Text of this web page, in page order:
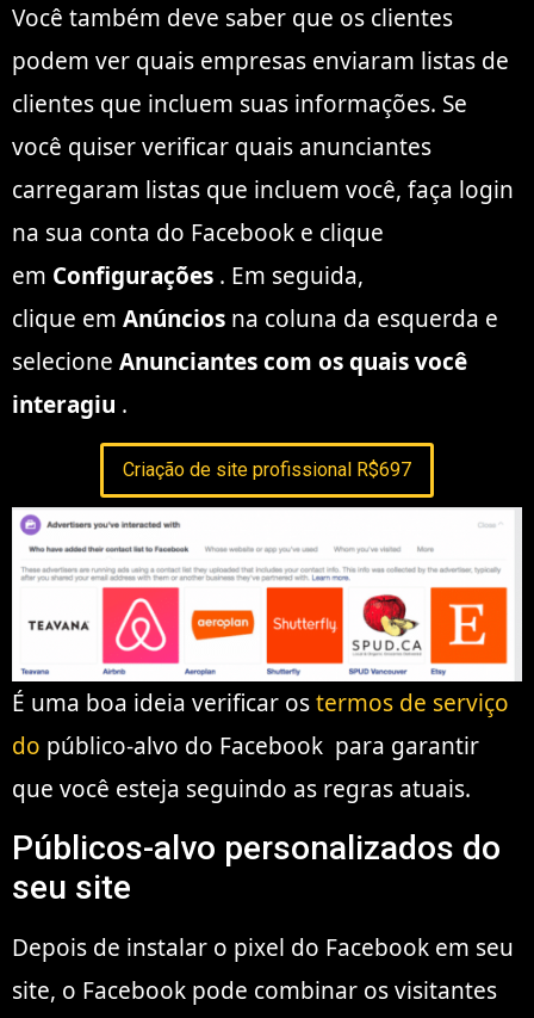
Você também deve saber que os clientes
podem ver quais empresas enviaram listas de
clientes que incluem suas informações. Se
você quiser verificar quais anunciantes
carregaram listas que incluem você, faça login
na sua conta do Facebook e clique
em Configurações . Em seguida,
clique em Anúncios na coluna da esquerda e
selecione Anunciantes com os quais você
interagiu .
Criação de site profissional R$697
É uma boa ideia verificar ostermos de serviço
do público-alvo do Facebook para garantir
que você esteja seguindo as regras atuais.
Públicos-alvo personalizados do
seu site
Depois de instalar o pixel do Facebook em seu
site, o Facebook pode combinar os visitantes